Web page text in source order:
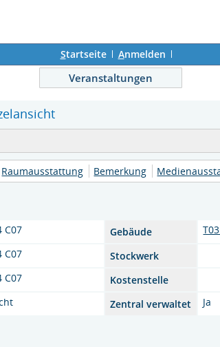
Startseite Anmelden
Veranstaltungen
Raumausstattung Bemerkung
C07 Gebäude
C07
Stockwerk
C07
Kostenstelle
Zentral verwaltet Ja